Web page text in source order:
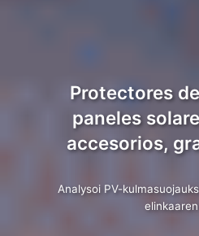
Protectores
paneles
accesorios,
Analysoi PV-